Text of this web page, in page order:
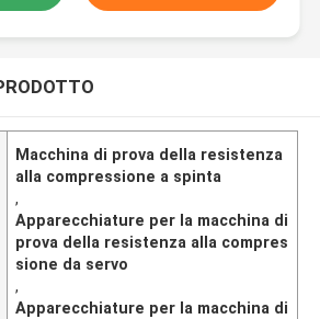
Macchina di prova della resistenza
alla compressione a spinta
,
Apparecchiature per la macchina di
prova della resistenza alla compres
sione da servo
,
Apparecchiature per la macchina di